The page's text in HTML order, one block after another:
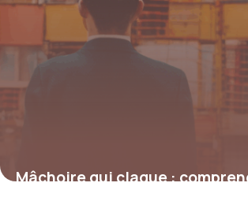
Mâchoire qui claque :